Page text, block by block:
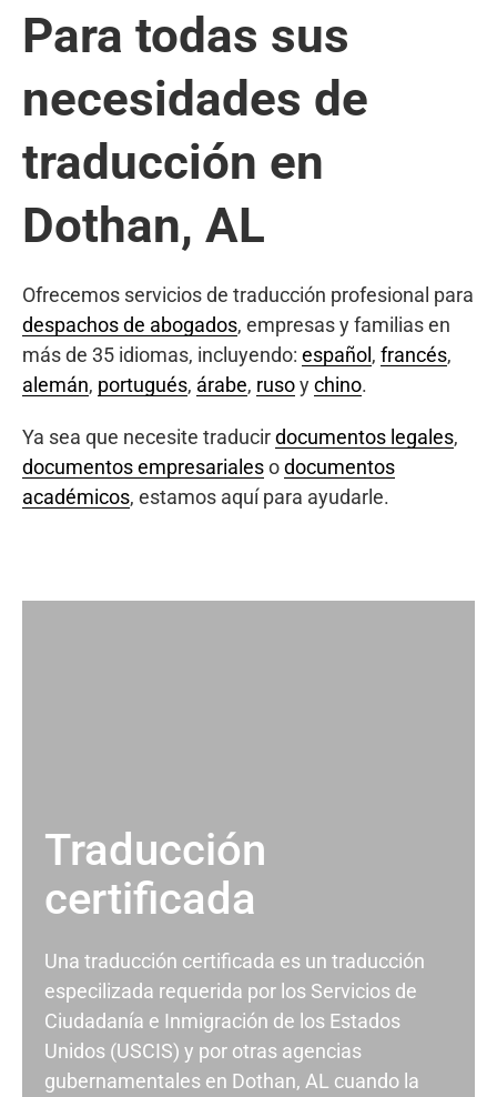
Para todas sus
necesidades de
traducción en
Dothan, AL
Ofrecemos servicios de traducción profesional para
despachos de abogados, empresas y familias en
más de 35 idiomas, incluyendo: español , francés,
alemán, portugués, árabe, rusoychino.
Ya sea que necesite traducirdocumentos legales,
documentos empresarialesodocumentos
académicos, estamos aquí para ayudarle.
Traducción
certificada
Una traducción certificada es un traducción
especilizada requerida por los Servicios de
Ciudadanía e Inmigración de los Estados
Unidos (USCIS) y por otras agencias
gubernamentales en Dothan, AL cuando la